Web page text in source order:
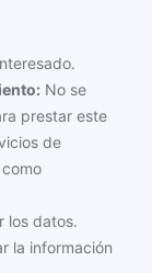
No se
prestar este
de
los datos.
la información